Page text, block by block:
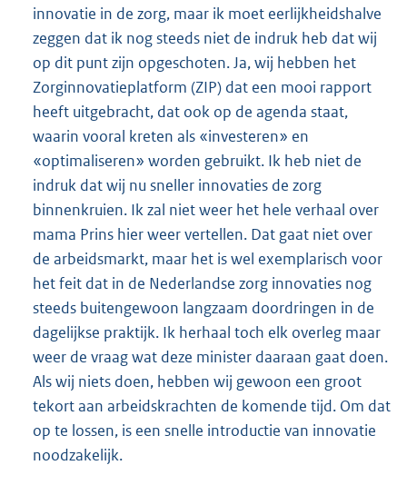
innovatie in de zorg, maar ik moet eerlijkheidshalve
zeggen dat ik nog steeds niet de indruk heb dat wij
op dit punt zijn opgeschoten. Ja, wij hebben het
Zorginnovatieplatform (ZIP) dat een mooi rapport
heeft uitgebracht, dat ook op de agenda staat,
waarin vooral kreten als «investeren» en
«optimaliseren» worden gebruikt. Ik heb niet de
indruk dat wij nu sneller innovaties de zorg
binnenkruien. Ik zal niet weer het hele verhaal over
mama Prins hier weer vertellen. Dat gaat niet over
de arbeidsmarkt, maar het is wel exemplarisch voor
het feit dat in de Nederlandse zorg innovaties nog
steeds buitengewoon langzaam doordringen in de
dagelijkse praktijk. Ik herhaal toch elk overleg maar
weer de vraag wat deze minister daaraan gaat doen.
Als wij niets doen, hebben wij gewoon een groot
tekort aan arbeidskrachten de komende tijd. Om dat
op te lossen, is een snelle introductie van innovatie
noodzakelijk.